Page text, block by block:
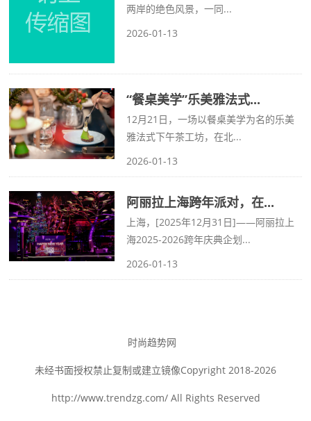
两岸的绝色风景，一同...
2026-01-13
“餐桌美学”乐美雅法式...
12月21日，一场以餐桌美学为名的乐美
雅法式下午茶工坊，在北...
2026-01-13
阿丽拉上海跨年派对，在...
上海，[2025年12月31日]——阿丽拉上
海2025-2026跨年庆典企划...
2026-01-13
时尚趋势网
未经书面授权禁止复制或建立镜像Copyright 2018-2026
http://www.trendzg.com/ All Rights Reserved